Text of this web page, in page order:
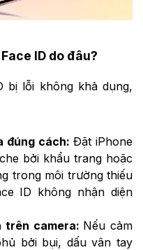
ID do đâu?
bị lỗi không khả dụng,
đúng cách: Đặt iPhone
bởi khẩu trang hoặc
trong môi trường thiếu
ID không nhận diện
trên camera: Nếu cảm
bởi bụi, dấu vân tay